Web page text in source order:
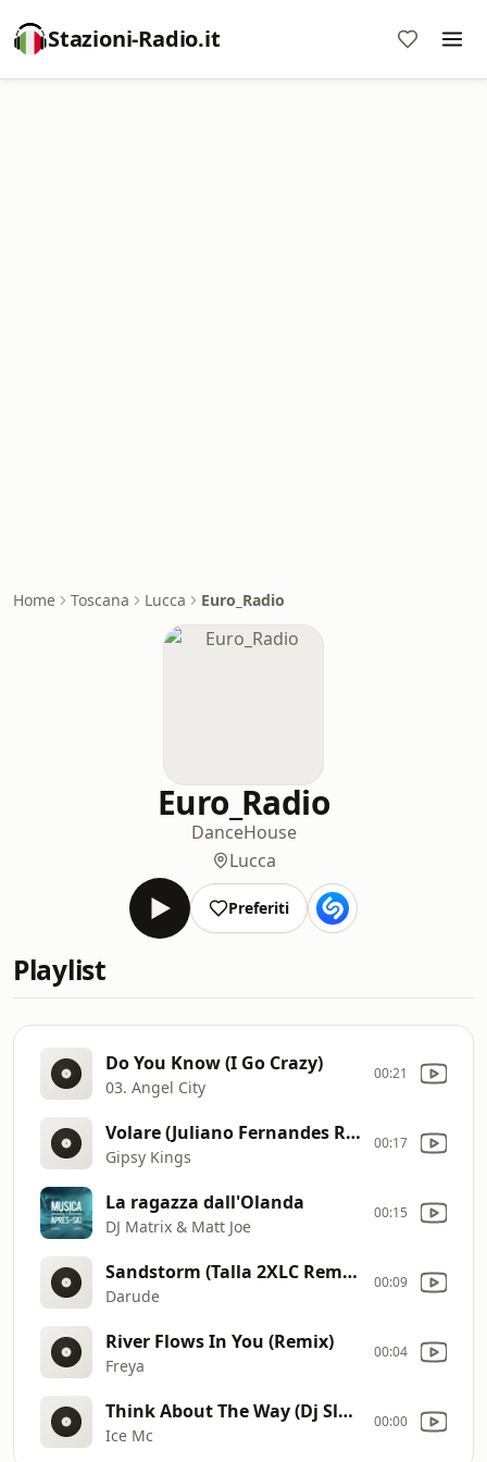
Stazioni-Radio.it
Home Toscana Lucca Euro_Radio
Euro_Radio
DanceHouse
Lucca
Preferiti
Playlist
Do You Know (I Go Crazy)
03. Angel City
00:21
Volare (Juliano Fernandes Remix)
Gipsy Kings
00:17
La ragazza dall'Olanda
DJ Matrix & Matt Joe
00:15
Sandstorm (Talla 2XLC Remix)
Darude
00:09
River Flows In You (Remix)
Freya
00:04
Think About The Way (Dj Slaving Reboot)
Ice Mc
00:00